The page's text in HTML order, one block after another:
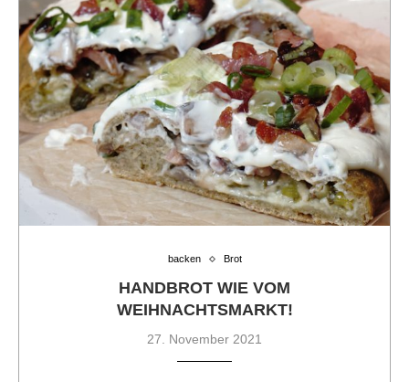
backen Brot
HANDBROT WIE VOM
WEIHNACHTSMARKT!
27. November 2021